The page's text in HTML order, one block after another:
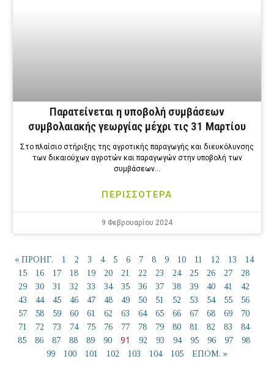
Παρατείνεται η υποβολή συμβάσεων
συμβολαιακής γεωργίας μέχρι τις 31 Μαρτίου
Στο πλαίσιο στήριξης της αγροτικής παραγωγής και διευκόλυνσης
των δικαιούχων αγροτών και παραγωγών στην υποβολή των
συμβάσεων…
ΠΕΡΙΣΣΟΤΕΡΑ
9 Φεβρουαρίου 2024
« ΠΡΟΗΓ. 1 2 3 4 5 6 7 8 9 10 11 12 13
14
15
16 17 18 19 20 21 22 23 24 25 26 27
28
29
30 31 32 33 34 35 36 37 38 39 40 41
42
43
44 45 46 47 48 49 50 51 52 53 54 55
56
57
58 59 60 61 62 63 64 65 66 67 68 69
70
71
72 73 74 75 76 77 78 79 80 81 82 83
84
85
86 87 88 89 90 91 92 93 94 95 96 97
98
99
100 101 102 103 104 105 ΕΠΟΜ. »